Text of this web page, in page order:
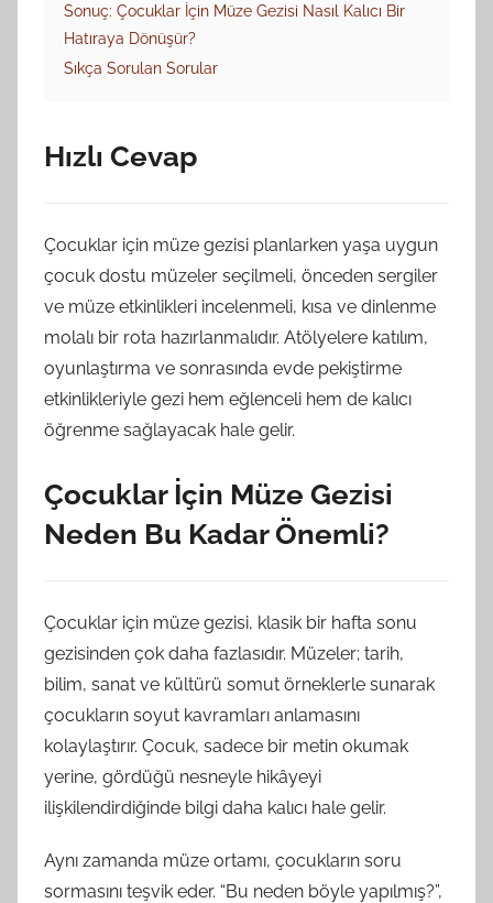
Sonuç: Çocuklar İçin Müze Gezisi Nasıl Kalıcı Bir
Hatıraya Dönüşür?
Sıkça Sorulan Sorular
Hızlı Cevap
Çocuklar için müze gezisi planlarken yaşa uygun
çocuk dostu müzeler seçilmeli, önceden sergiler
ve müze etkinlikleri incelenmeli, kısa ve dinlenme
molalı bir rota hazırlanmalıdır. Atölyelere katılım,
oyunlaştırma ve sonrasında evde pekiştirme
etkinlikleriyle gezi hem eğlenceli hem de kalıcı
öğrenme sağlayacak hale gelir.
Çocuklar İçin Müze Gezisi
Neden Bu Kadar Önemli?
Çocuklar için müze gezisi, klasik bir hafta sonu
gezisinden çok daha fazlasıdır. Müzeler; tarih,
bilim, sanat ve kültürü somut örneklerle sunarak
çocukların soyut kavramları anlamasını
kolaylaştırır. Çocuk, sadece bir metin okumak
yerine, gördüğü nesneyle hikâyeyi
ilişkilendirdiğinde bilgi daha kalıcı hale gelir.
Aynı zamanda müze ortamı, çocukların soru
sormasını teşvik eder. “Bu neden böyle yapılmış?”,